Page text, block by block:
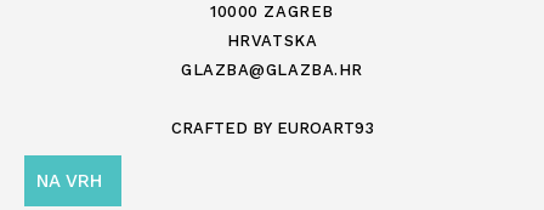
10000 ZAGREB
HRVATSKA
GLAZBA@GLAZBA.HR
CRAFTED BY EUROART93
NA VRH